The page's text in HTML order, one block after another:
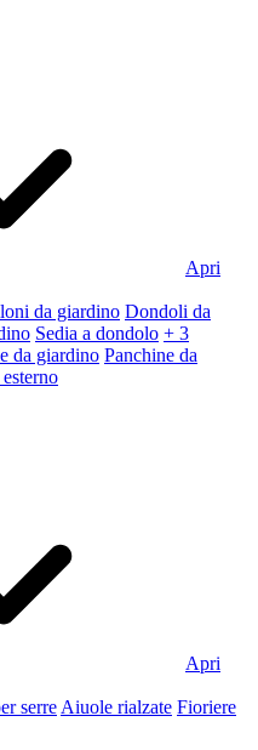
Apri
da giardino Dondoli da
Sedia a dondolo + 3
da giardino Panchine da
Apri
serre Aiuole rialzate Fioriere